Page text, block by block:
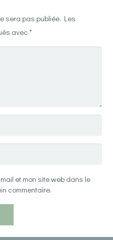
sera pas publiée. Les
avec *
et mon site web dans le
commentaire.